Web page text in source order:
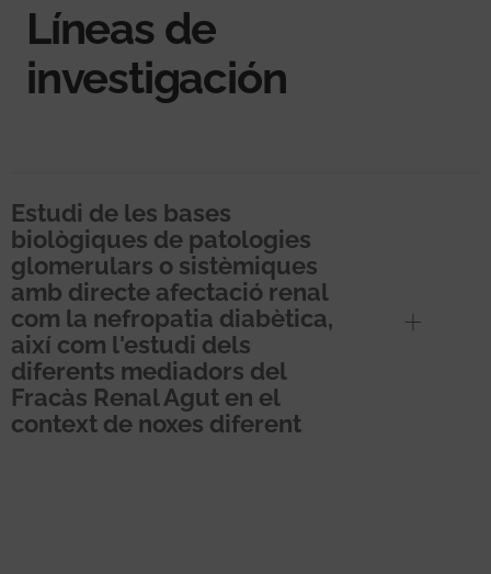
Líneas de
investigación
Estudi de les bases
biològiques de patologies
glomerulars o sistèmiques
amb directe afectació renal
com la nefropatia diabètica,
així com l'estudi dels
diferents mediadors del
Fracàs Renal Agut en el
context de noxes diferent